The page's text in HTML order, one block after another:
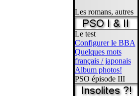
Les romans, autres
Le test
Configurer le BBA
Quelques mots
français / japonais
Album photos!
PSO épisode III